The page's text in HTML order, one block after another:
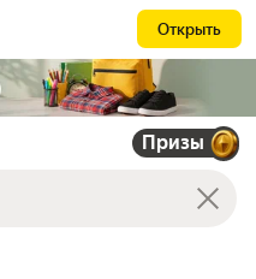
Открыть
Призы